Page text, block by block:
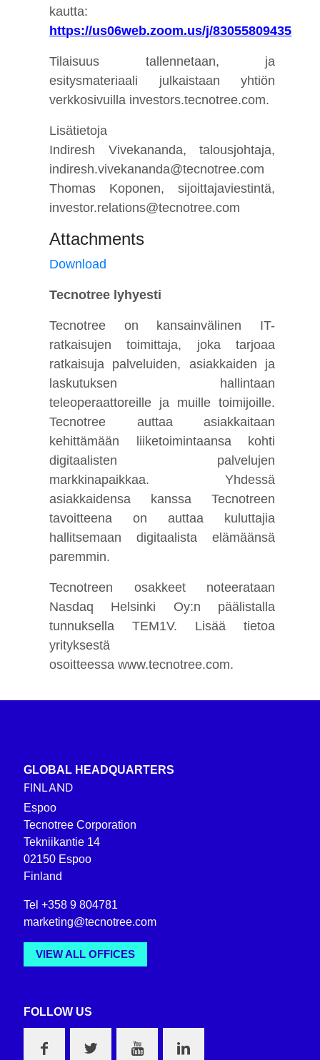
kautta:
https://us06web.zoom.us/j/83055809435
Tilaisuus tallennetaan, ja
esitysmateriaali julkaistaan yhtiön
verkkosivuilla investors.tecnotree.com.
Lisätietoja
Indiresh Vivekananda, talousjohtaja,
indiresh.vivekananda@tecnotree.com
Thomas Koponen, sijoittajaviestintä,
investor.relations@tecnotree.com
Attachments
Download
Tecnotree lyhyesti
Tecnotree on kansainvälinen IT-
ratkaisujen toimittaja, joka tarjoaa
ratkaisuja palveluiden, asiakkaiden ja
laskutuksen hallintaan
teleoperaattoreille ja muille toimijoille.
Tecnotree auttaa asiakkaitaan
kehittämään liiketoimintaansa kohti
digitaalisten palvelujen
markkinapaikkaa. Yhdessä
asiakkaidensa kanssa Tecnotreen
tavoitteena on auttaa kuluttajia
hallitsemaan digitaalista elämäänsä
paremmin.
Tecnotreen osakkeet noteerataan
Nasdaq Helsinki Oy:n päälistalla
tunnuksella TEM1V. Lisää tietoa
yrityksestä
osoitteessawww.tecnotree.com.
GLOBAL HEADQUARTERS
FINLAND
Espoo
Tecnotree Corporation
Tekniikantie 14
02150 Espoo
Finland
Tel +358 9 804781
marketing@tecnotree.com
VIEW ALL OFFICES
FOLLOW US